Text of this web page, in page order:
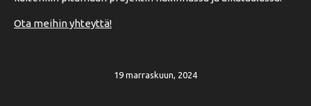
Ota meihin yhteyttä!
19 marraskuun, 2024